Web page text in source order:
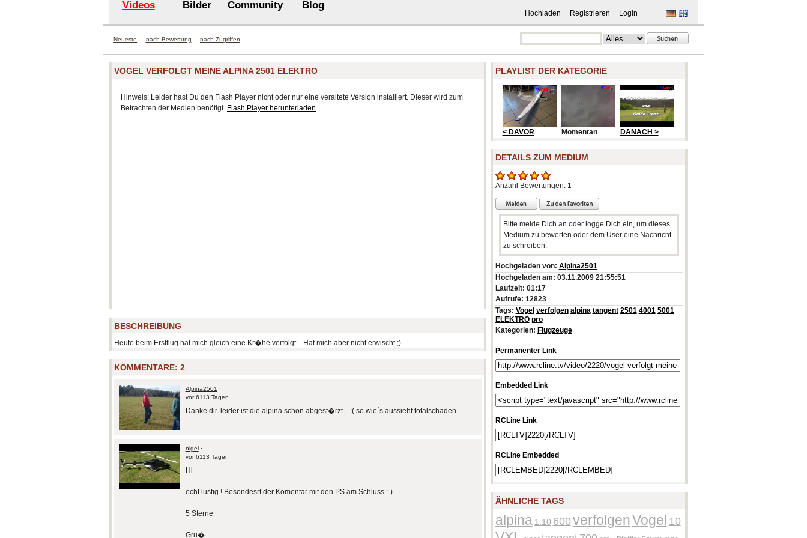
Hochladen Registrieren Login
Videos Bilder Community Blog
Neueste nach Bewertung nach Zugriffen
VOGEL VERFOLGT MEINE ALPINA 2501 ELEKTRO
Hinweis: Leider hast Du den Flash Player nicht oder nur eine veraltete Version installiert. Dieser wird zum
Betrachten der Medien benötigt. Flash Player herunterladen
BESCHREIBUNG
Heute beim Erstflug hat mich gleich eine Kr�he verfolgt... Hat mich aber nicht erwischt ;)
KOMMENTARE:2
Alpina2501 ·
vor 6113 Tagen
Danke dir. leider ist die alpina schon abgest�rzt... :( so wie´s aussieht totalschaden
nigel·
vor 6113 Tagen
Hi
echt lustig ! Besondesrt der Komentar mit den PS am Schluss :-)
5 Sterne
Gru�
PLAYLIST DER KATEGORIE
< DAVOR Momentan DANACH >
DETAILS ZUM MEDIUM
Anzahl Bewertungen: 1
Bitte melde Dich an oder logge Dich ein, um dieses
Medium zu bewerten oder dem User eine Nachricht
zu schreiben.
Hochgeladen von: Alpina2501
Hochgeladen am: 03.11.2009 21:55:51
Laufzeit: 01:17
Aufrufe: 12823
Tags: Vogel verfolgen alpina tangent 2501 4001 5001
ELEKTRO pro
Kategorien: Flugzeuge
Permanenter Link
Embedded Link
RCLine Link
RCLine Embedded
ÄHNLICHE TAGS
alpina 1:10 600verfolgenVogel 10